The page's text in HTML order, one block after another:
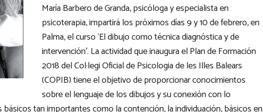
María Barbero de Granda, psicóloga y especialista en
psicoterapia, impartirá los próximos días 9 y 10 de febrero, en
Palma, el curso ‘El dibujo como técnica diagnóstica y de
intervención’. La actividad que inaugura el Plan de Formación
2018 del Col·legi Oficial de Psicologia de les Illes Balears
(COPIB) tiene el objetivo de proporcionar conocimientos
sobre el lenguaje de los dibujos y su conexión con lo
tan importantes como la contención, la individuación, básicos en